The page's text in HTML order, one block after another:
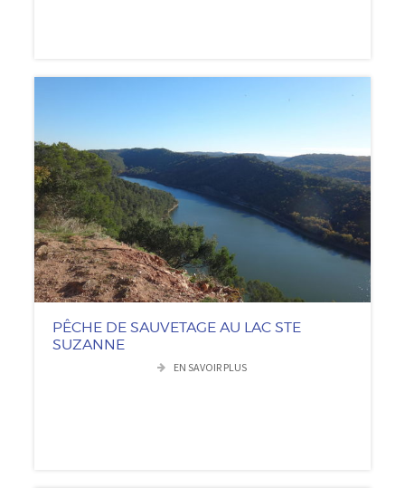
PÊCHE DE SAUVETAGE AU LAC STE
SUZANNE
EN SAVOIR PLUS